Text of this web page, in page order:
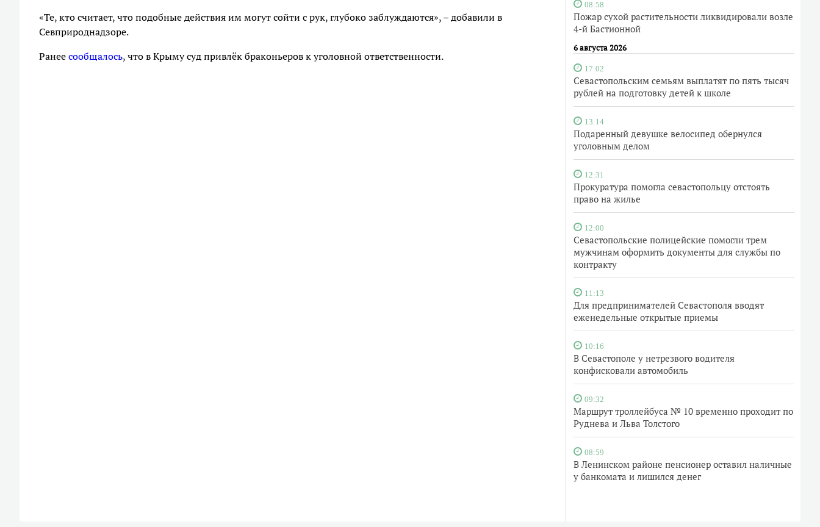
08:58
Пожар сухой растительности ликвидировали возле
4-й Бастионной
6 августа 2026
17:02
Севастопольским семьям выплатят по пять тысяч
рублей на подготовку детей к школе
13:14
Подаренный девушке велосипед обернулся
уголовным делом
12:31
Прокуратура помогла севастопольцу отстоять
право на жилье
12:00
Севастопольские полицейские помогли трем
мужчинам оформить документы для службы по
контракту
11:13
Для предпринимателей Севастополя вводят
еженедельные открытые приемы
10:16
В Севастополе у нетрезвого водителя
конфисковали автомобиль
09:32
Маршрут троллейбуса № 10 временно проходит по
Руднева и Льва Толстого
08:59
В Ленинском районе пенсионер оставил наличные
у банкомата и лишился денег
«Те, кто считает, что подобные действия им могут сойти с рук, глубоко заблуждаются», – добавили в
Севприроднадзоре.
Ранеесообщалось, что в Крыму суд привлёк браконьеров к уголовной ответственности.